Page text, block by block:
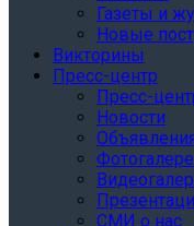
Газеты и
Новые
Викторины
Пресс-центр
Пресс-
Новости
СМИ о нас